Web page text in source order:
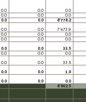
0.0 0.0 0.0
0.0 0.0 0.0
0.0 0.0 8’778.2
0.0 0.0 7’473.9
0.0 0.0 0.0
0.0 0.0 0.0
0.0 0.0 33.5
0.0 0.0 0.0
0.0 0.0 33.5
0.0 0.0 1.0
0.0 0.0 0.0
8’902.5